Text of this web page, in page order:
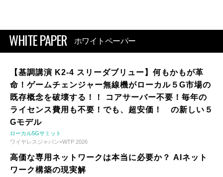
WHITE PAPER ホワイトペーパー
【基調講演 K2-4 スリーダブリュー】何もかもが革
命！ゲームチェンジャー無線機がローカル５G市場の
既存概念を破壊する！！ コアサーバー不要！毎年の
ライセンス費用も不要！でも、超安価！ の新しい５
Gモデル
ローカル5Gサミット
ワイヤレスジャパン×WTP 2026
高価な専用ネットワークは本当に必要か？ AIネット
ワーク構築の現実解